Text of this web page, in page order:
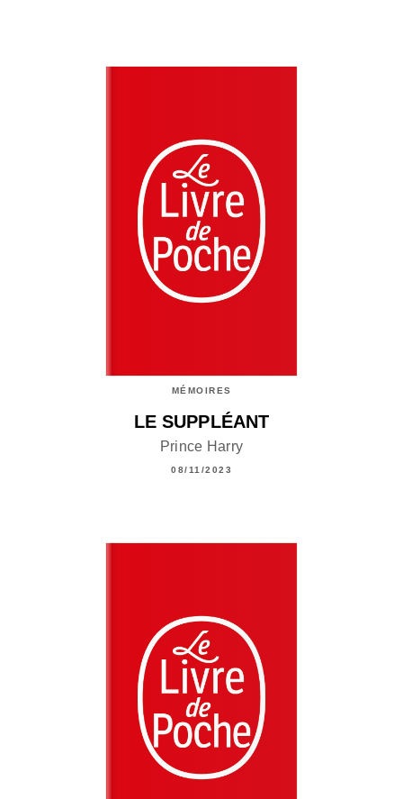
MÉMOIRES
LE SUPPLÉANT
Prince Harry
08/11/2023